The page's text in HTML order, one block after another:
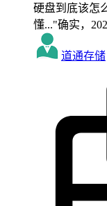
硬盘到底该怎
懂..."确实，
道通存储